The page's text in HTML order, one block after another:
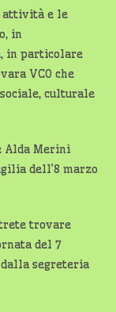
attività e le
in
in particolare
VCO che
culturale
Alda Merini
dell’8 marzo
trovare
del 7
segreteria